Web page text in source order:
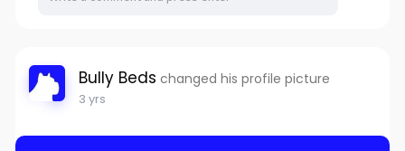
Bully Beds changed his profile picture
3 yrs